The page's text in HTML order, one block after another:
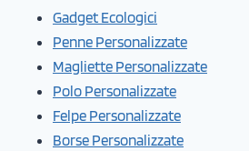
Gadget Ecologici
Penne Personalizzate
Magliette Personalizzate
Polo Personalizzate
Felpe Personalizzate
Borse Personalizzate